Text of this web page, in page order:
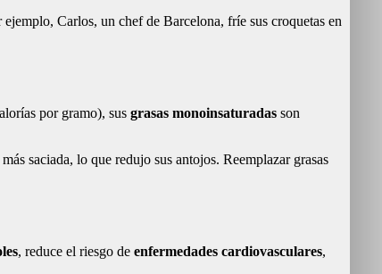
ejemplo, Carlos, un chef de Barcelona, fríe sus croquetas en
por gramo), sus grasas monoinsaturadas son
saciada, lo que redujo sus antojos. Reemplazar grasas
, reduce el riesgo de enfermedades cardiovasculares,